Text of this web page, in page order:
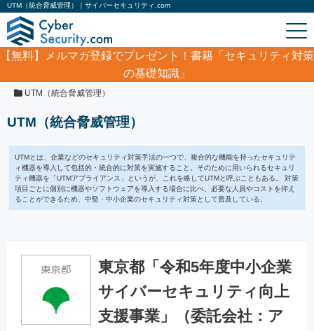
UTM（統合脅威管理）｜サイバーセキュリティ.com
【無料】
メルマガ登録でプレゼント！書籍「セキュリティ対策
の基礎知識」
製品・サービス/ ネットワークセキュリティ
UTM（統合脅威管理）
UTM（統合脅威管理）
UTMとは、企業などのセキュリティ対策手法の一つで、複合的な機能を持ったセキュリテ
ィ機器を導入して包括的・統合的に対策を実施すること。そのために用いられるセキュリ
ティ機器を「UTMアプライアンス」というが、これを略してUTMと呼ぶこともある。 対策
項目ごとに個別に機器やソフトウェアを導入する場合に比べ、必要な人員やコストを抑え
ることができるため、中堅・中小企業のセキュリティ対策として普及している。
東京都「令和5年度中小企業
サイバーセキュリティ向上
支援事業」（委託会社：ア